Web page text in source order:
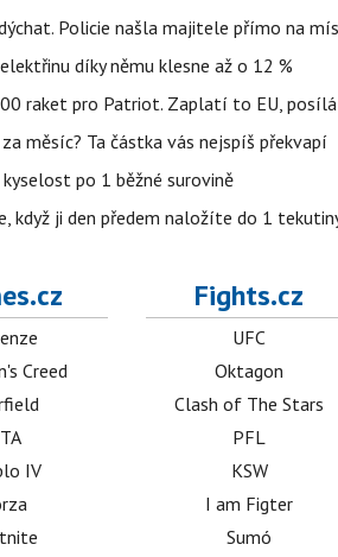
Policie našla majitele přímo na
díky němu klesne až o 12 %
raket pro Patriot. Zaplatí to EU,
měsíc? Ta částka vás nejspíš překvapí
po 1 běžné surovině
když ji den předem naložíte do 1
Creed
IV
Fights.cz
UFC
Oktagon
Clash of The Stars
PFL
KSW
I am Figter
Sumó